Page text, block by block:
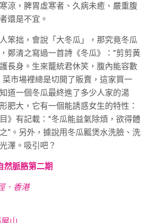
涼，脾胃虛寒者、久病未癒、嚴重腹
還是不宜。
笨拙，會說「大冬瓜」，那究竟冬瓜
鄭清之寫過一首詩《冬瓜》：“剪剪黃
長身。生來籠統君休笑，腹內能容數
菜市場裡總是切開了販賣，這家買一
道一個冬瓜最終進了多少人家的湯
肥大，它有一個能誘惑女生的特性：
》有記載：“冬瓜能益氣除煩，欲得體
”。另外，據說用冬瓜瓤煲水洗臉、洗
澤。吸引吧？
然脈胳第二期
．香港